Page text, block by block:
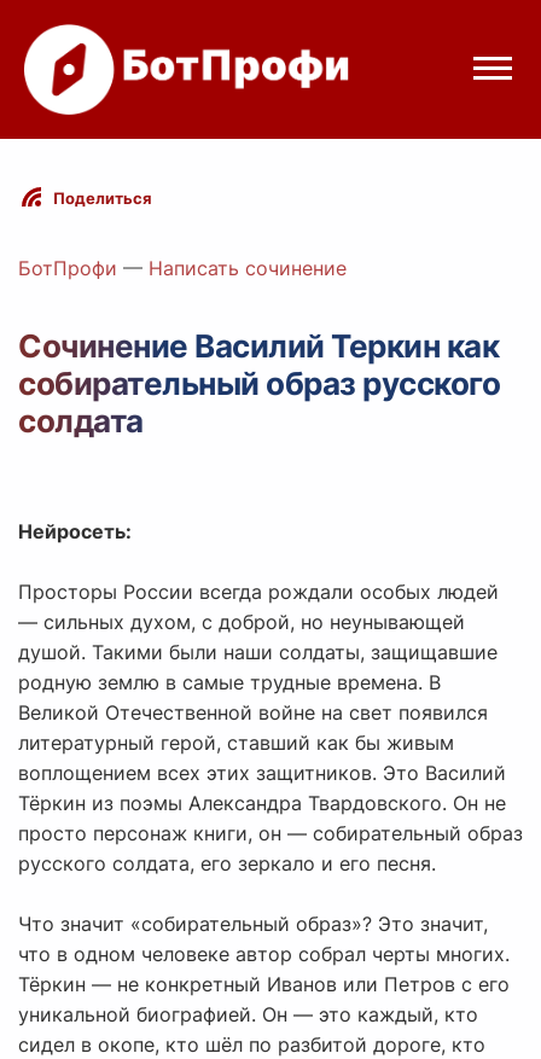
Режимы бота
Цены
Вход с Telegram
Поделиться
БотПрофи — Написать сочинение
Сочинение Василий Теркин как
собирательный образ русского
солдата
Нейросеть:
Просторы России всегда рождали особых людей
— сильных духом, с доброй, но неунывающей
душой. Такими были наши солдаты, защищавшие
родную землю в самые трудные времена. В
Великой Отечественной войне на свет появился
литературный герой, ставший как бы живым
воплощением всех этих защитников. Это Василий
Тёркин из поэмы Александра Твардовского. Он не
просто персонаж книги, он — собирательный образ
русского солдата, его зеркало и его песня.
Что значит «собирательный образ»? Это значит,
что в одном человеке автор собрал черты многих.
Тёркин — не конкретный Иванов или Петров с его
уникальной биографией. Он — это каждый, кто
сидел в окопе, кто шёл по разбитой дороге, кто